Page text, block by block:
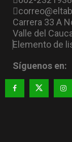
Carrera 33 A
Valle del
Elemento de
Síguenos en: